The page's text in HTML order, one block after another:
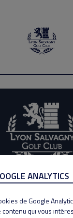
13:30 → 2020-
ADRESSE
69890 La Tour de
Tél : 04 78 48 88 48
ANALYTICS
de Google
qui vous